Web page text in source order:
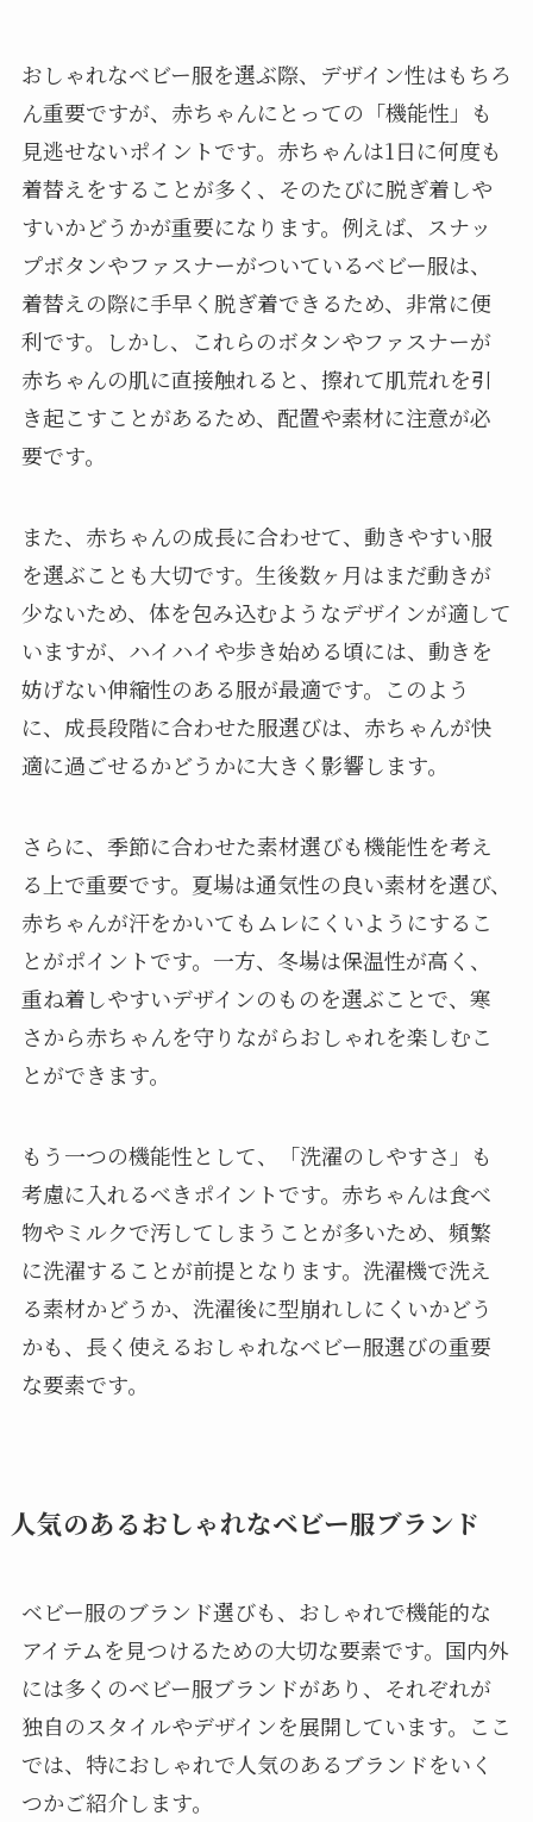
おしゃれなベビー服を選ぶ際、デザイン性はもちろ
ん重要ですが、赤ちゃんにとっての「機能性」も
見逃せないポイントです。赤ちゃんは1日に何度も
着替えをすることが多く、そのたびに脱ぎ着しや
すいかどうかが重要になります。例えば、スナッ
プボタンやファスナーがついているベビー服は、
着替えの際に手早く脱ぎ着できるため、非常に便
利です。しかし、これらのボタンやファスナーが
赤ちゃんの肌に直接触れると、擦れて肌荒れを引
き起こすことがあるため、配置や素材に注意が必
要です。
また、赤ちゃんの成長に合わせて、動きやすい服
を選ぶことも大切です。生後数ヶ月はまだ動きが
少ないため、体を包み込むようなデザインが適して
いますが、ハイハイや歩き始める頃には、動きを
妨げない伸縮性のある服が最適です。このよう
に、成長段階に合わせた服選びは、赤ちゃんが快
適に過ごせるかどうかに大きく影響します。
さらに、季節に合わせた素材選びも機能性を考え
る上で重要です。夏場は通気性の良い素材を選び、
赤ちゃんが汗をかいてもムレにくいようにするこ
とがポイントです。一方、冬場は保温性が高く、
重ね着しやすいデザインのものを選ぶことで、寒
さから赤ちゃんを守りながらおしゃれを楽しむこ
とができます。
もう一つの機能性として、「洗濯のしやすさ」も
考慮に入れるべきポイントです。赤ちゃんは食べ
物やミルクで汚してしまうことが多いため、頻繁
に洗濯することが前提となります。洗濯機で洗え
る素材かどうか、洗濯後に型崩れしにくいかどう
かも、長く使えるおしゃれなベビー服選びの重要
な要素です。
人気のあるおしゃれなベビー服ブランド
ベビー服のブランド選びも、おしゃれで機能的な
アイテムを見つけるための大切な要素です。国内外
には多くのベビー服ブランドがあり、それぞれが
独自のスタイルやデザインを展開しています。ここ
では、特におしゃれで人気のあるブランドをいく
つかご紹介します。